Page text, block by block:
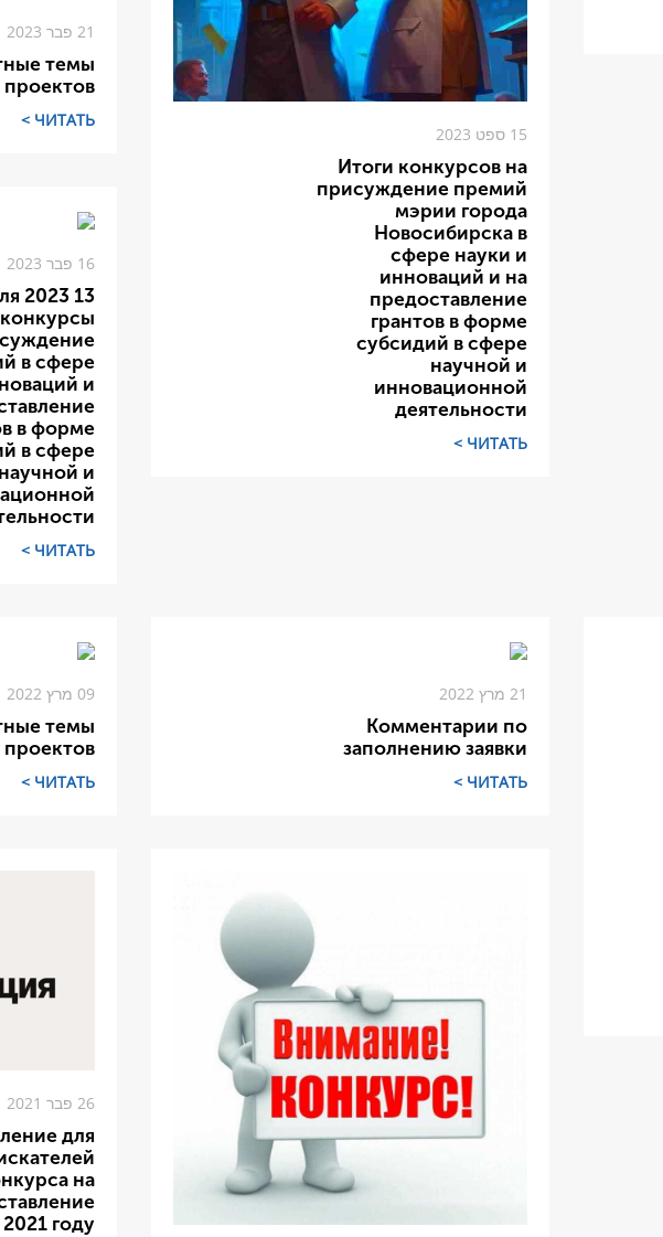
15 ספט 2023
Итоги конкурсов на
присуждение премий
мэрии города
Новосибирска в
сфере науки и
инноваций и на
предоставление
грантов в форме
субсидий в сфере
научной и
инновационной
деятельности
ЧИТАТЬ >
21 פבר 2023
темы
ЧИТАТЬ >
16 פבר 2023
2023
в сфере
и
в форме
в сфере
научной и
ЧИТАТЬ >
21 מרץ 2022
Комментарии по
заполнению заявки
ЧИТАТЬ >
09 מרץ 2022
темы
ЧИТАТЬ >
26 פבר 2021
для
на
году